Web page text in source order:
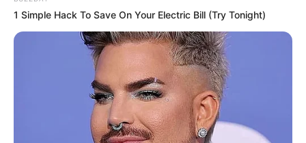
1 Simple Hack To Save On Your Electric Bill (Try Tonight)